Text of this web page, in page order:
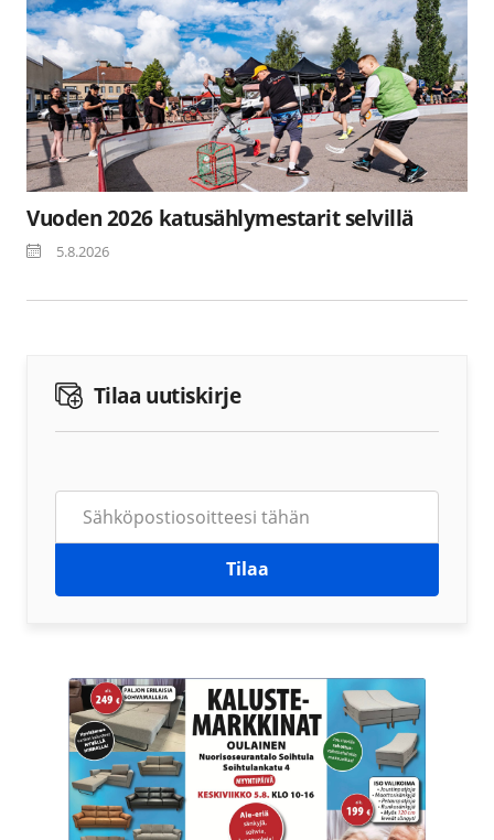
Vuoden 2026 katusählymestarit selvillä
5.8.2026
Tilaa uutiskirje
Tilaa